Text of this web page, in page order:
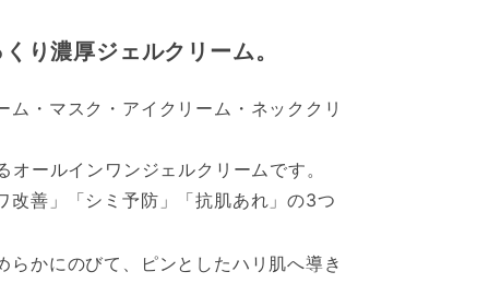
り濃厚ジェルクリーム。
ム・マスク・アイクリーム・ネッククリ
ールインワンジェルクリームです。
改善」「シミ予防」「抗肌あれ」の3つ
らかにのびて、ピンとしたハリ肌へ導き